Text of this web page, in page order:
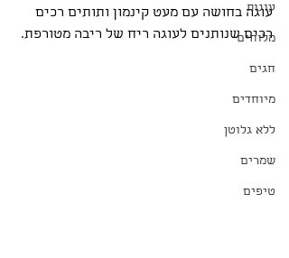
עוגות
מלוחים
חגים
מיוחדים
ללא גלוטן
שמרים
טיפים
עוגה בחושה עם מעט קינמון ותותים רכים
רכים שנותנים לעוגה ריח של ריבה מטורפת.